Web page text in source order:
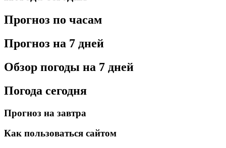
Прогноз по часам
Прогноз на 7 дней
Обзор погоды на 7 дней
Погода сегодня
Прогноз на завтра
Как пользоваться сайтом